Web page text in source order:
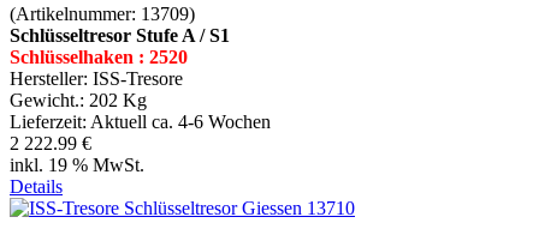
(Artikelnummer: 13709)
Schlüsseltresor Stufe A / S1
Schlüsselhaken : 2520
Hersteller: ISS-Tresore
Gewicht.: 202 Kg
Lieferzeit: Aktuell ca. 4-6 Wochen
2 222.99 €
inkl. 19 % MwSt.
Details